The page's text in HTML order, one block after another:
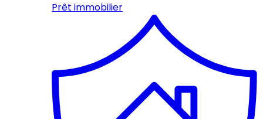
Prêt immobilier